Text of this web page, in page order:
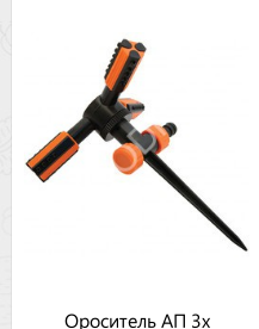
Ороситель АП 3х